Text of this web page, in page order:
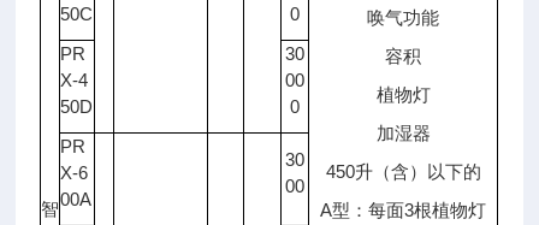
智
唤气功能
容积
植物灯
加湿器
450升（含）以下的
A型：每面3根植物灯
50C
0
PR
X-4
50D
30
00
0
PR
X-6
00A
30
00